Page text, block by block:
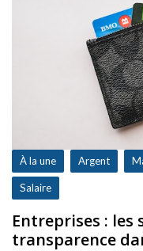
À la une Argent
Salaire
Entreprises : les
transparence